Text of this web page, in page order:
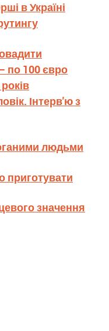
в Україні
по 100 євро
Інтерв'ю з
людьми
приготувати
значення